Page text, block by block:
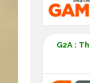
G2A :